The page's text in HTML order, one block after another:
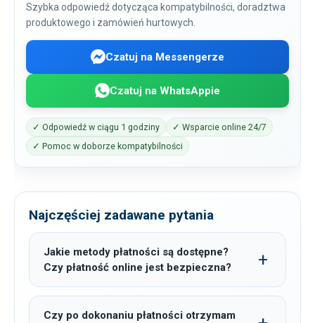
Szybka odpowiedź dotycząca kompatybilności, doradztwa
produktowego i zamówień hurtowych.
Czatuj na Messengerze
Czatuj na WhatsAppie
✓ Odpowiedź w ciągu 1 godziny
✓ Wsparcie online 24/7
✓ Pomoc w doborze kompatybilności
Najczęściej zadawane pytania
Jakie metody płatności są dostępne?
Czy płatność online jest bezpieczna?
Czy po dokonaniu płatności otrzymam